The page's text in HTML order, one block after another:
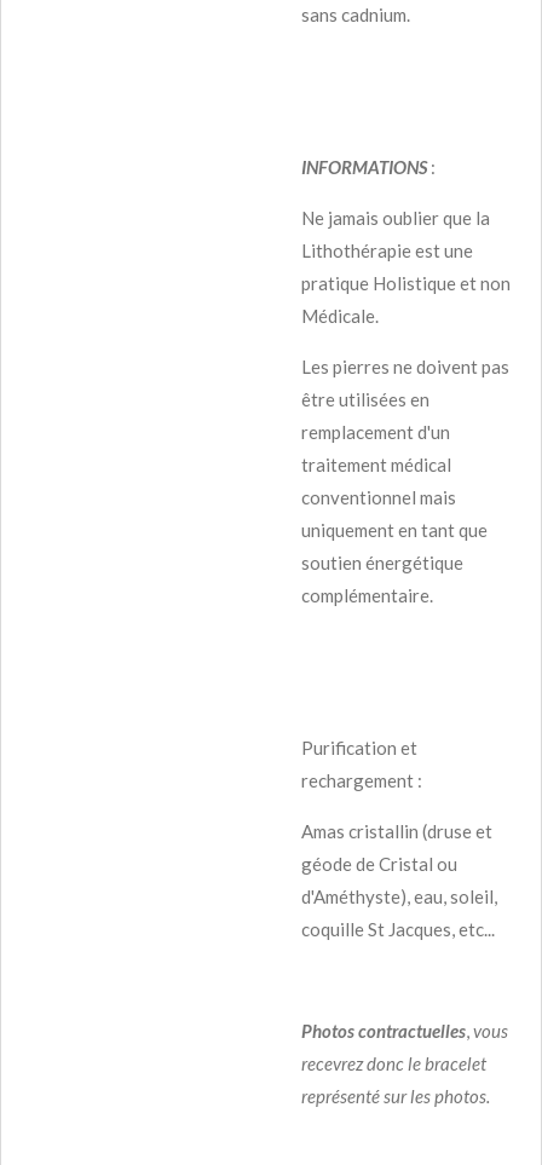
sans cadnium.
INFORMATIONS:
Ne jamais oublier que la
Lithothérapie est une
pratique Holistique et non
Médicale.
Les pierres ne doivent pas
être utilisées en
remplacement d'un
traitement médical
conventionnel mais
uniquement en tant que
soutien énergétique
complémentaire.
Purification et
rechargement :
Amas cristallin (druse et
géode de Cristal ou
d'Améthyste), eau, soleil,
coquille St Jacques, etc...
Photos contractuelles,vous
recevrez donc le bracelet
représenté sur les photos.